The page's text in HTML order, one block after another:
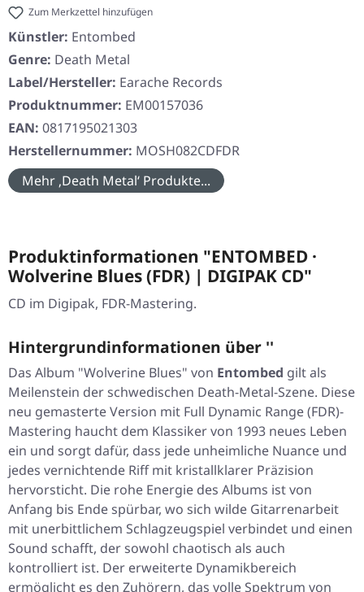
Zum Merkzettel hinzufügen
Künstler: Entombed
Genre: Death Metal
Label/Hersteller: Earache Records
Produktnummer: EM00157036
EAN: 0817195021303
Herstellernummer: MOSH082CDFDR
Mehr ‚Death Metal‘ Produkte...
Produktinformationen "ENTOMBED ·
Wolverine Blues (FDR) | DIGIPAK CD"
CD im Digipak, FDR-Mastering.
Hintergrundinformationen über ''
Das Album "Wolverine Blues" von Entombed gilt als
Meilenstein der schwedischen Death-Metal-Szene. Diese
neu gemasterte Version mit Full Dynamic Range (FDR)-
Mastering haucht dem Klassiker von 1993 neues Leben
ein und sorgt dafür, dass jede unheimliche Nuance und
jedes vernichtende Riff mit kristallklarer Präzision
hervorsticht. Die rohe Energie des Albums ist von
Anfang bis Ende spürbar, wo sich wilde Gitarrenarbeit
mit unerbittlichem Schlagzeugspiel verbindet und einen
Sound schafft, der sowohl chaotisch als auch
kontrolliert ist. Der erweiterte Dynamikbereich
ermöglicht es den Zuhörern, das volle Spektrum von